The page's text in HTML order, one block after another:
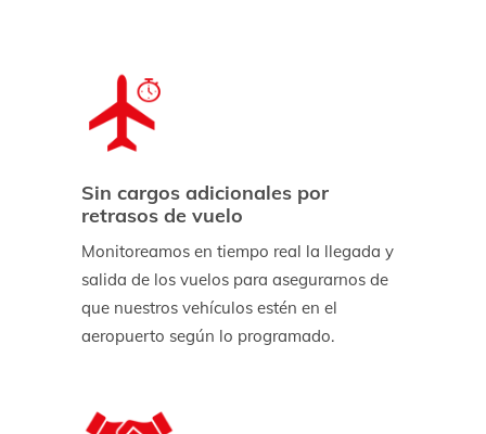
Sin cargos adicionales por
retrasos de vuelo
Monitoreamos en tiempo real la llegada y
salida de los vuelos para asegurarnos de
que nuestros vehículos estén en el
aeropuerto según lo programado.